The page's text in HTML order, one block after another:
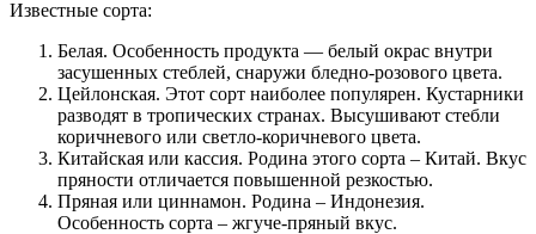
Известные сорта:
Белая. Особенность продукта — белый окрас внутри
засушенных стеблей, снаружи бледно-розового цвета.
Цейлонская. Этот сорт наиболее популярен. Кустарники
разводят в тропических странах. Высушивают стебли
коричневого или светло-коричневого цвета.
Китайская или кассия. Родина этого сорта – Китай. Вкус
пряности отличается повышенной резкостью.
Пряная или циннамон. Родина – Индонезия.
Особенность сорта – жгуче-пряный вкус.